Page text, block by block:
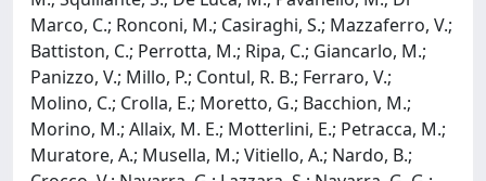
Marco, C.; Ronconi, M.; Casiraghi, S.; Mazzaferro, V.;
Battiston, C.; Perrotta, M.; Ripa, C.; Giancarlo, M.;
Panizzo, V.; Millo, P.; Contul, R. B.; Ferraro, V.;
Molino, C.; Crolla, E.; Moretto, G.; Bacchion, M.;
Morino, M.; Allaix, M. E.; Motterlini, E.; Petracca, M.;
Muratore, A.; Musella, M.; Vitiello, A.; Nardo, B.;